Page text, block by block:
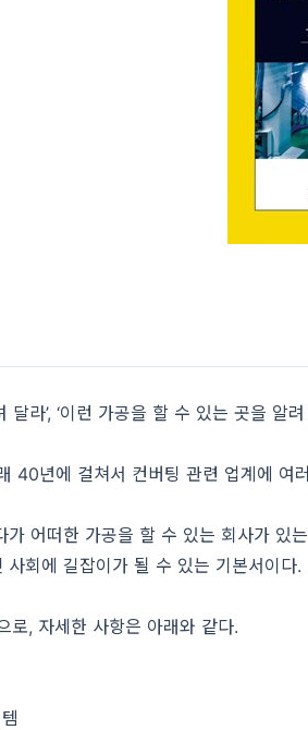
라’, ‘이런 가공을 할 수 있는 곳을 알려
40년에 걸쳐서 컨버팅 관련 업계에
가 어떠한 가공을 할 수 있는 회사가
회에 길잡이가 될 수 있는 기본서이다.
로, 자세한 사항은 아래와 같다.